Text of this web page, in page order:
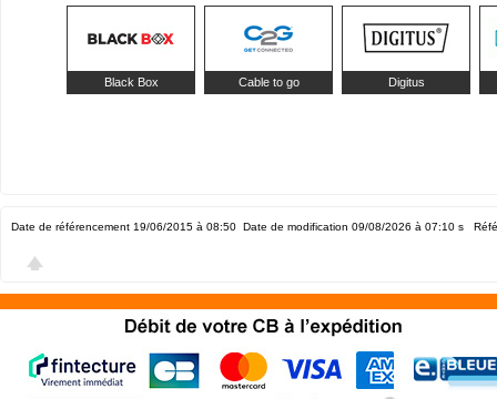
Black Box Cable to go Digitus
Date de référencement 19/06/2015 à 08:50 Date de modification 09/08/2026 à 07:10 s